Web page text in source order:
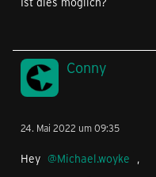
Conny
24. Mai 2022 um 09:35
Hey Michael.woyke ,